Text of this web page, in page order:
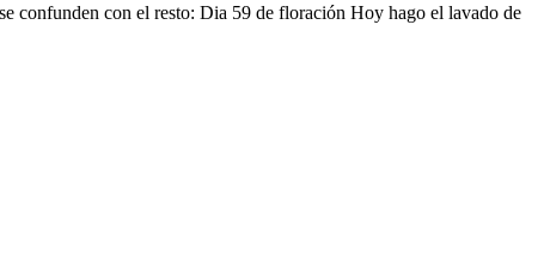
confunden con el resto: Dia 59 de floración Hoy hago el lavado de